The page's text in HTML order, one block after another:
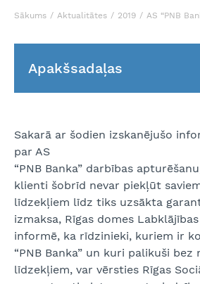
Sākums Aktualitātes 2019 AS “PNB
Apakšsadaļas
Sakarā ar šodien izskanējušo
par AS
“PNB Banka” darbības
klienti šobrīd nevar piekļūt
līdzekļiem līdz tiks uzsākta
izmaksa, Rīgas domes
informē, ka rīdzinieki, kuriem ir
“PNB Banka” un kuri palikuši bez
līdzekļiem, var vērsties Rīgas